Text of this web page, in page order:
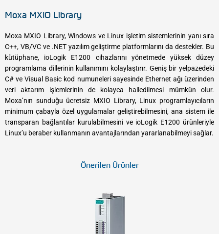
Moxa MXIO Library
Moxa MXIO Library, Windows ve Linux işletim sistemlerinin yanı sıra
C++, VB/VC ve .NET yazılım geliştirme platformlarını da destekler. Bu
kütüphane, ioLogik E1200 cihazlarını yönetmede yüksek düzey
programlama dillerinin kullanımını kolaylaştırır. Geniş bir yelpazedeki
C# ve Visual Basic kod numuneleri sayesinde Ethernet ağı üzerinden
veri aktarım işlemlerinin de kolayca halledilmesi mümkün olur.
Moxa’nın sunduğu ücretsiz MXIO Library, Linux programlayıcıların
minimum çabayla özel uygulamalar geliştirebilmesini, ana sistem ile
transparan bağlantılar kurulabilmesini ve ioLogik E1200 ürünleriyle
Linux’u beraber kullanmanın avantajlarından yararlanabilmeyi sağlar.
Önerilen Ürünler